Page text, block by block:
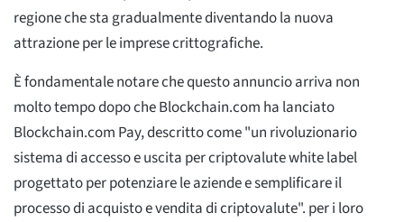
regione che sta gradualmente diventando la nuova
attrazione per le imprese crittografiche.
È fondamentale notare che questo annuncio arriva non
molto tempo dopo che Blockchain.com ha lanciato
Blockchain.com Pay, descritto come "un rivoluzionario
sistema di accesso e uscita per criptovalute white label
progettato per potenziare le aziende e semplificare il
processo di acquisto e vendita di criptovalute". per i loro